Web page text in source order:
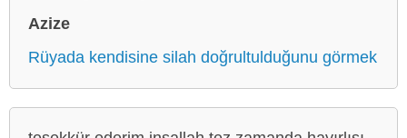
Azize
Rüyada kendisine silah doğrultulduğunu görmek